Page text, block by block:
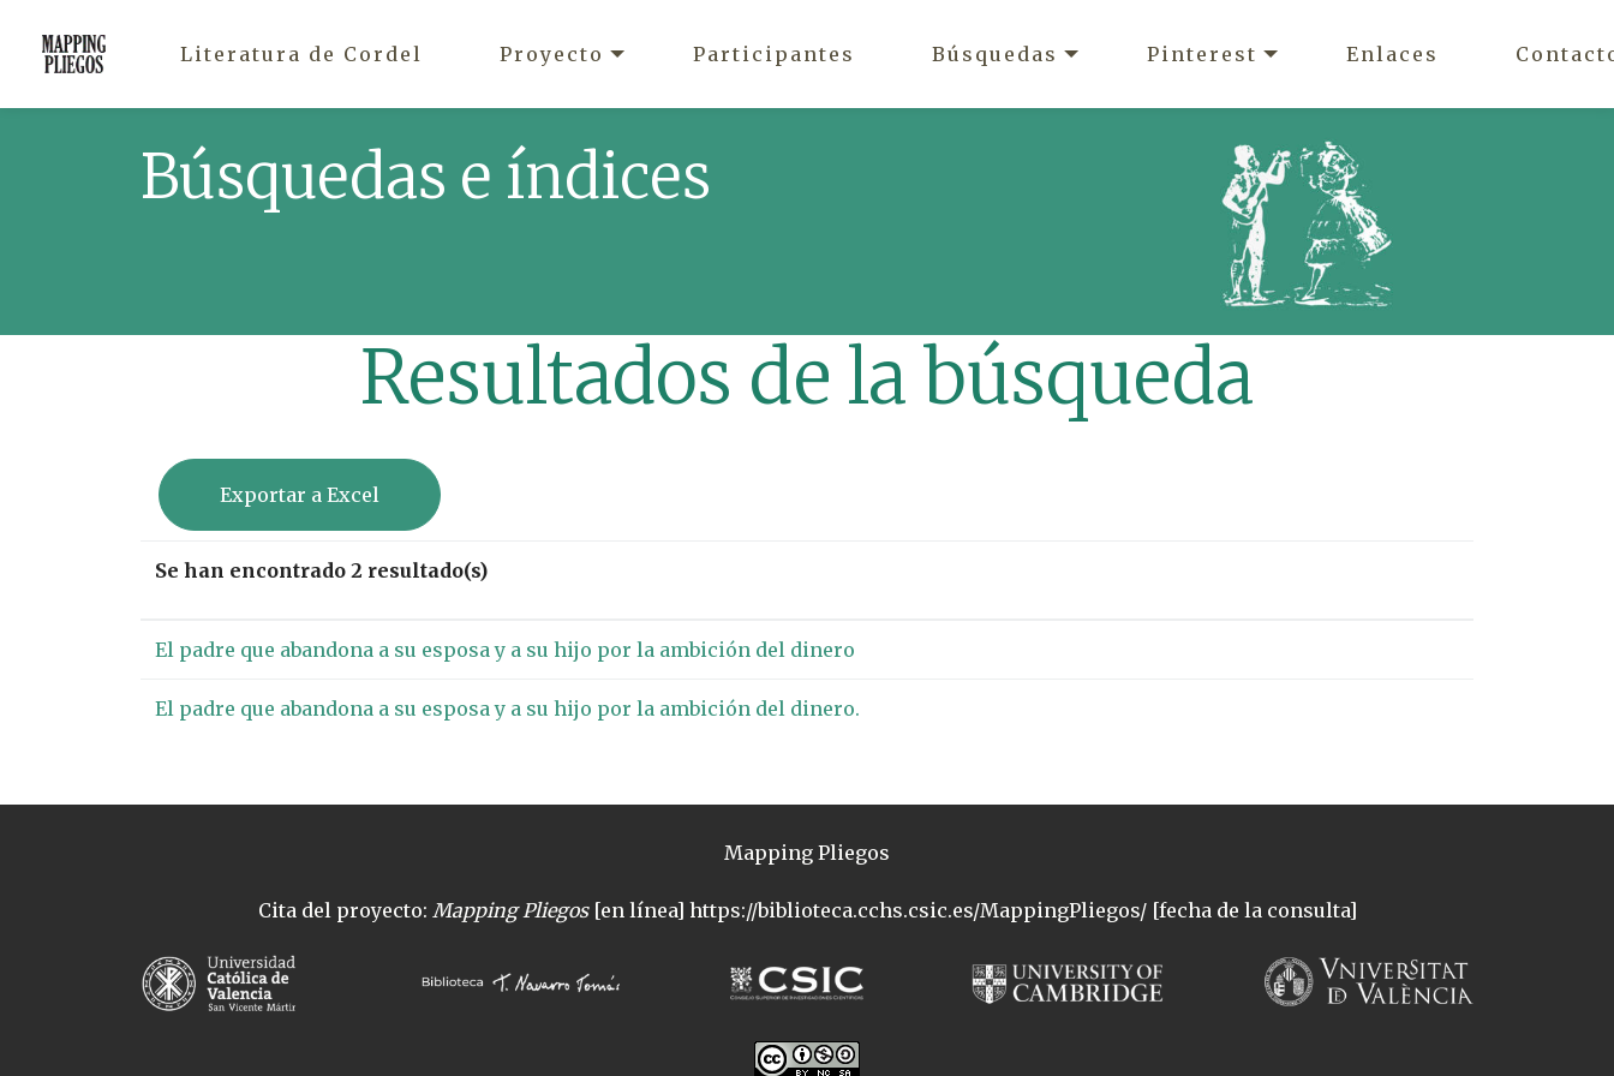
Literatura de Cordel Proyecto Participantes Búsquedas Pinterest Enlaces
Búsquedas e índices
Resultados de la búsqueda
Exportar a Excel
Se han encontrado 2 resultado(s)
El padre que abandona a su esposa y a su hijo por la ambición del dinero
El padre que abandona a su esposa y a su hijo por la ambición del dinero.
Mapping Pliegos
Cita del proyecto: Mapping Pliegos[en línea] https://biblioteca.cchs.csic.es/MappingPliegos/ [fecha de la consulta]